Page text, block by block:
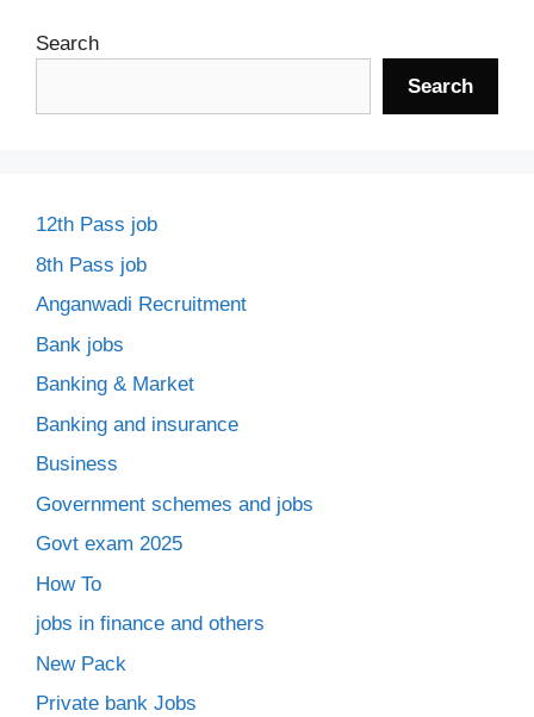
Search
Search
12th Pass job
8th Pass job
Anganwadi Recruitment
Bank jobs
Banking & Market
Banking and insurance
Business
Government schemes and jobs
Govt exam 2025
How To
jobs in finance and others
New Pack
Private bank Jobs